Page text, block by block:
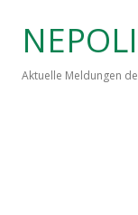
NEPOLI
Aktuelle Meldungen